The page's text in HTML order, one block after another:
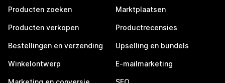
Producten zoeken
Producten verkopen
Bestellingen en verzending
Winkelontwerp
Marktplaatsen
Productrecensies
Upselling en bundels
E-mailmarketing